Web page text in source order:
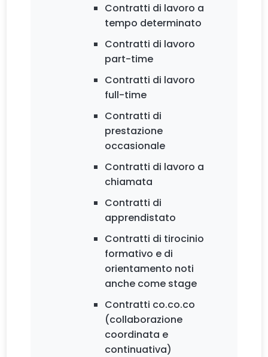
Contratti di lavoro a
tempo determinato
Contratti di lavoro
part-time
Contratti di lavoro
full-time
Contratti di
prestazione
occasionale
Contratti di lavoro a
chiamata
Contratti di
apprendistato
Contratti di tirocinio
formativo e di
orientamento noti
anche come stage
Contratti co.co.co
(collaborazione
coordinata e
continuativa)